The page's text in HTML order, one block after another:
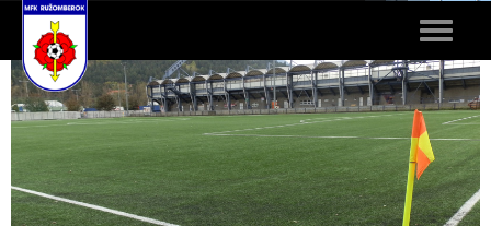
Toggle